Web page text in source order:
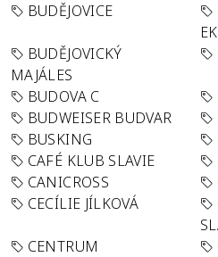
BUDĚJOVICE
BUDĚJOVICKÝ
MAJÁLES
BUDOVA C
BUDWEISER BUDVAR
BUSKING
CAFÉ KLUB SLAVIE
CANICROSS
CECÍLIE JÍLKOVÁ
CENTRUM